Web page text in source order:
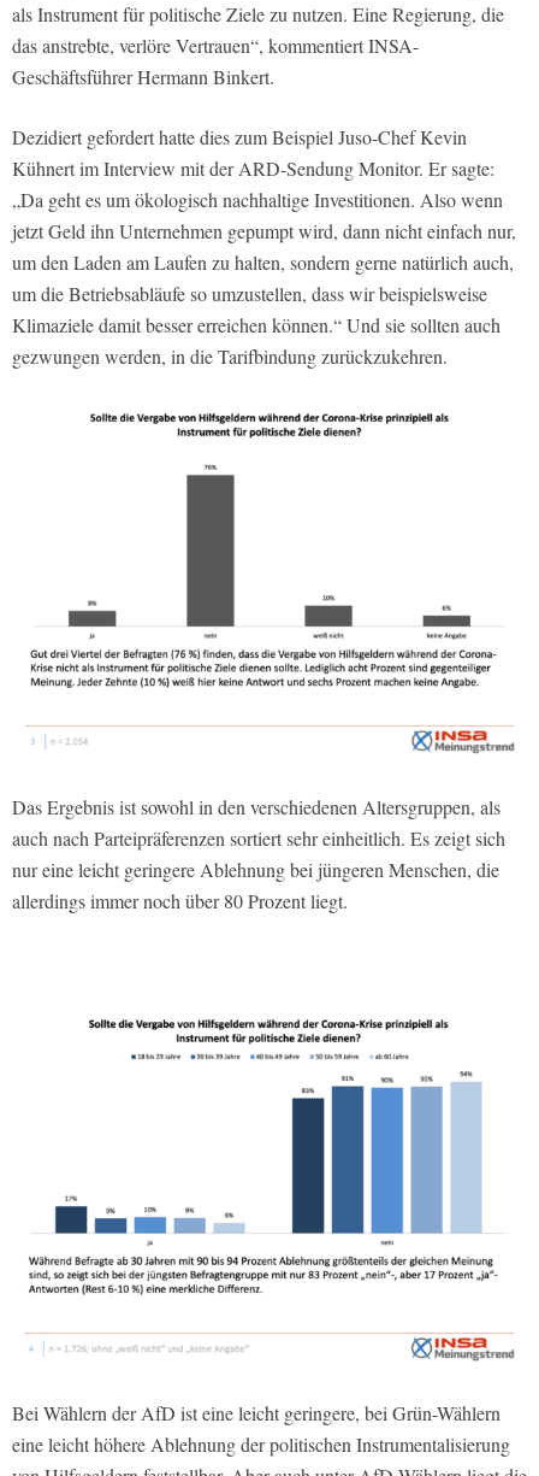
als Instrument für politische Ziele zu nutzen. Eine Regierung, die
das anstrebte, verlöre Vertrauen“, kommentiert INSA-
Geschäftsführer Hermann Binkert.
Dezidiert gefordert hatte dies zum Beispiel Juso-Chef Kevin
Kühnert im Interview mit der ARD-Sendung Monitor. Er sagte:
„Da geht es um ökologisch nachhaltige Investitionen. Also wenn
jetzt Geld ihn Unternehmen gepumpt wird, dann nicht einfach nur,
um den Laden am Laufen zu halten, sondern gerne natürlich auch,
um die Betriebsabläufe so umzustellen, dass wir beispielsweise
Klimaziele damit besser erreichen können.“ Und sie sollten auch
gezwungen werden, in die Tarifbindung zurückzukehren.
Das Ergebnis ist sowohl in den verschiedenen Altersgruppen, als
auch nach Parteipräferenzen sortiert sehr einheitlich. Es zeigt sich
nur eine leicht geringere Ablehnung bei jüngeren Menschen, die
allerdings immer noch über 80 Prozent liegt.
Bei Wählern der AfD ist eine leicht geringere, bei Grün-Wählern
eine leicht höhere Ablehnung der politischen Instrumentalisierung